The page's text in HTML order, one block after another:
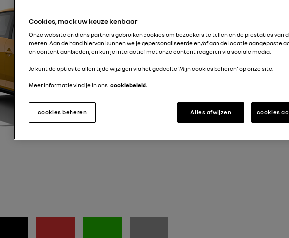
Cookies, maak uw keuze kenbaar
Onze website en diens partners gebruiken cookies om bezoekers te tellen en de prestaties van
meten. Aan de hand hiervan kunnen we je gepersonaliseerde en/of aan de locatie aangepaste
en content aanbieden, en kun je interactief met onze content reageren via sociale media.
Je kunt de opties te allen tijde wijzigen via het gedeelte 'Mijn cookies beheren' op onze site.
Meer informatie vind je in ons cookiebeleid.
Alles afwijzen cookies
cookies beheren